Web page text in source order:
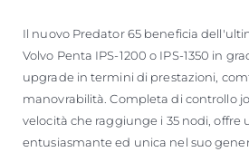
Il nuovo Predator 65 beneficia
Volvo Penta IPS-1200 o IPS-1350 in
upgrade in termini di prestazioni,
manovrabilità. Completa di controllo
velocità che raggiunge i 35 nodi, offre
entusiasmante ed unica nel suo